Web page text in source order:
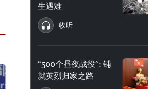
生遇难
收听
“500个昼夜战役”: 铺
就英烈归家之路